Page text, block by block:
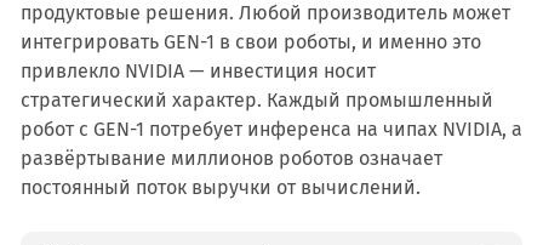
продуктовые решения. Любой производитель может
интегрировать GEN-1 в свои роботы, и именно это
привлекло NVIDIA — инвестиция носит
стратегический характер. Каждый промышленный
робот с GEN-1 потребует инференса на чипах NVIDIA, а
развёртывание миллионов роботов означает
постоянный поток выручки от вычислений.